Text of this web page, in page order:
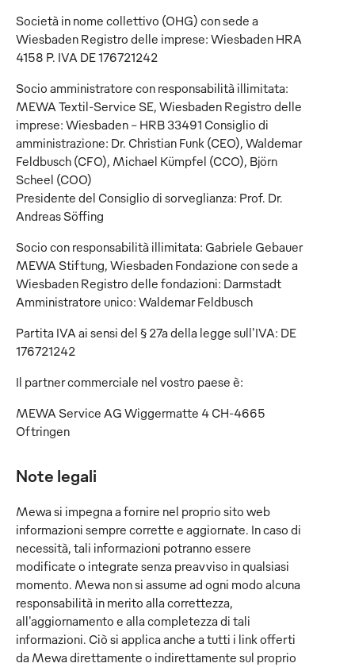
Società in nome collettivo (OHG) con sede a
Wiesbaden Registro delle imprese: Wiesbaden HRA
4158 P. IVA DE 176721242
Socio amministratore con responsabilità illimitata:
MEWA Textil-Service SE, Wiesbaden Registro delle
imprese: Wiesbaden - HRB 33491 Consiglio di
amministrazione: Dr. Christian Funk (CEO), Waldemar
Feldbusch (CFO), Michael Kümpfel (CCO), Björn
Scheel (COO)
Presidente del Consiglio di sorveglianza: Prof. Dr.
Andreas Söffing
Socio con responsabilità illimitata: Gabriele Gebauer
MEWA Stiftung, Wiesbaden Fondazione con sede a
Wiesbaden Registro delle fondazioni: Darmstadt
Amministratore unico: Waldemar Feldbusch
Partita IVA ai sensi del § 27a della legge sull'IVA: DE
176721242
Il partner commerciale nel vostro paese è:
MEWA Service AG Wiggermatte 4 CH-4665
Oftringen
Note legali
Mewa si impegna a fornire nel proprio sito web
informazioni sempre corrette e aggiornate. In caso di
necessità, tali informazioni potranno essere
modificate o integrate senza preavviso in qualsiasi
momento. Mewa non si assume ad ogni modo alcuna
responsabilità in merito alla correttezza,
all'aggiornamento e alla completezza di tali
informazioni. Ciò si applica anche a tutti i link offerti
da Mewa direttamente o indirettamente sul proprio